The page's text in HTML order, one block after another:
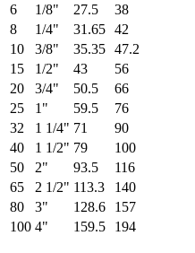
6
1/8" 27.5
38
8
1/4" 31.65 42
10
3/8" 35.35 47.2
15
1/2" 43
56
20
3/4" 50.5
66
25
1" 59.5
76
32
1 1/4" 71
90
40
1 1/2" 79
100
50
2" 93.5
116
65
2 1/2" 113.3
140
80
3" 128.6
157
100 4" 159.5 194